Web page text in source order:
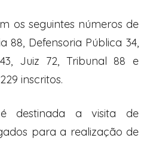
os seguintes números de
88, Defensoria Pública 34,
Juiz 72, Tribunal 88 e
inscritos.
destinada a visita de
para a realização de